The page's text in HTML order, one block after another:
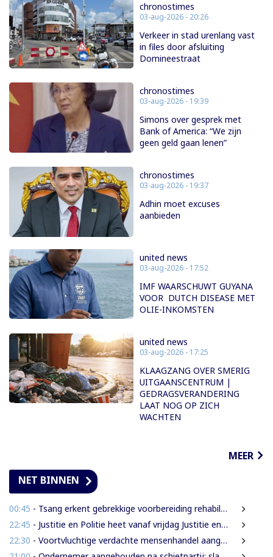
chronostimes
03-aug-2026 - 20:26
Verkeer in stad urenlang vast
in files door afsluiting
Domineestraat
chronostimes
03-aug-2026 - 19:39
Simons over gesprek met
Bank of America: “We zijn
geen geld gaan lenen”
chronostimes
03-aug-2026 - 19:37
Adhin moet excuses
aanbieden
united news
03-aug-2026 - 17:52
IMF WAARSCHUWT GUYANA
VOOR DUTCH DISEASE MET
OLIE-INKOMSTEN
united news
03-aug-2026 - 17:25
KLAAGZANG OVER SMERIG
UITGAANSCENTRUM |
GEDRAGSVERANDERING
LAAT NOG OP ZICH
WACHTEN
MEER
NET BINNEN
00:45 - Tsang erkent gebrekkige voorbereiding rehabilitatie Domineestraat
22:45 - Justitie en Politie heet vanaf vrijdag Justitie en Veiligheid
22:30 - Voortvluchtige verdachte mensenhandel aangehouden in Guyana en uitgeleverd aan Suriname